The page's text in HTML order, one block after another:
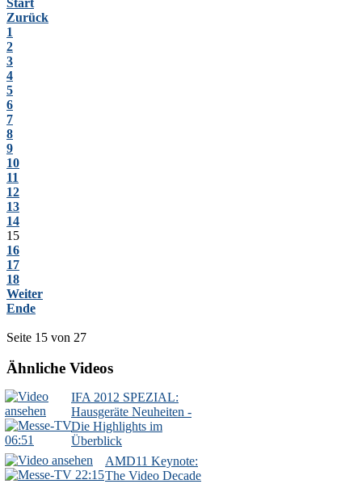
Zurück
1
2
3
4
5
6
7
8
9
10
11
12
13
14
15
16
17
18
Weiter
Ende
Seite 15 von 27
Ähnliche Videos
06:51
IFA 2012 SPEZIAL:
Hausgeräte Neuheiten -
Die Highlights im
Überblick
22:15
AMD11 Keynote:
The Video Decade